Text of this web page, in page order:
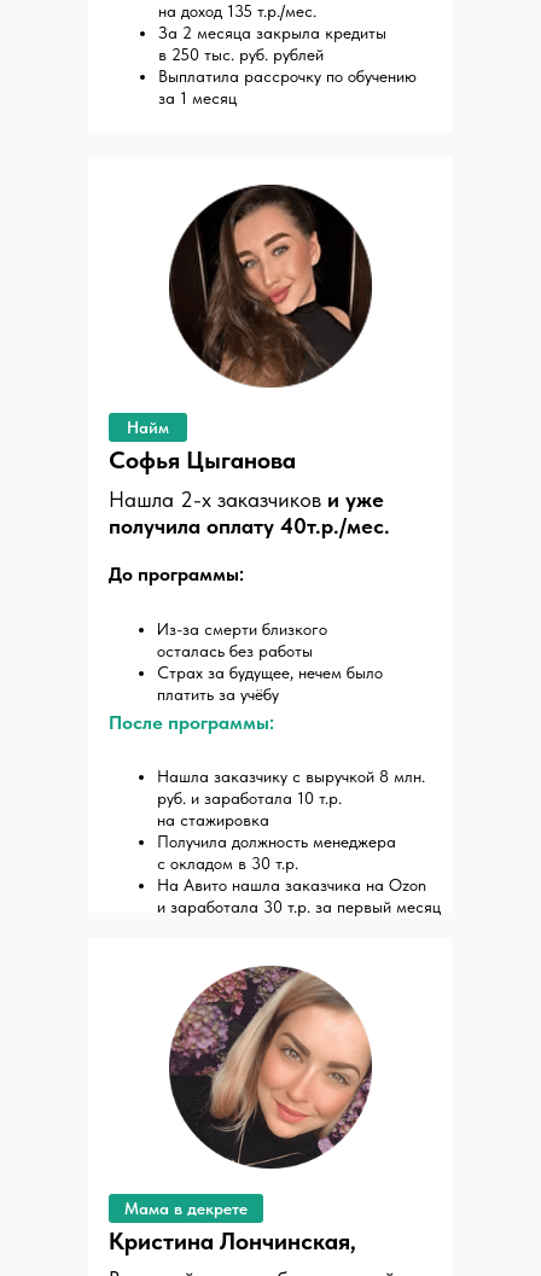
Софья Цыганова
Найм
Нашла 2-х заказчиков и уже
получила оплату 40т.р./мес.
До программы:
После программы:
Нашла заказчику с выручкой 8 млн.
руб. и заработала 10 т.р.
на стажировка
Получила должность менеджера
с окладом в 30 т.р.
На Авито нашла заказчика на Ozon
и заработала 30 т.р. за первый месяц
Из-за смерти близкого
осталась без работы
Страх за будущее, нечем было
платить за учёбу
на доход 135 т.р./мес.
За 2 месяца закрыла кредиты
в 250 тыс. руб. рублей
Выплатила рассрочку по обучению
за 1 месяц
Кристина Лончинская,
Мама в декрете